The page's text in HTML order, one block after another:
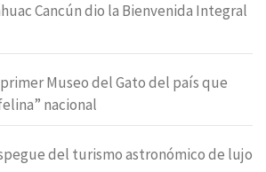
Cancún dio la Bienvenida Integral
Museo del Gato del país que
nacional
del turismo astronómico de lujo